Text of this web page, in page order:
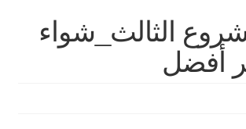
الثالث_شواء
أفضل